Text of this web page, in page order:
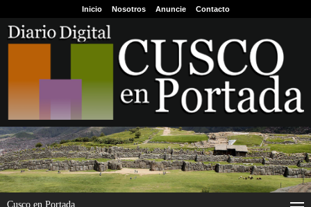
Inicio Nosotros Anuncie Contacto
Cusco en Portada